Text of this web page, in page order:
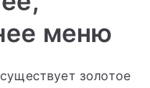
меню
золотое